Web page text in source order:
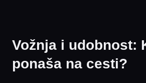
Vožnja i udobnost:
ponaša na cesti?